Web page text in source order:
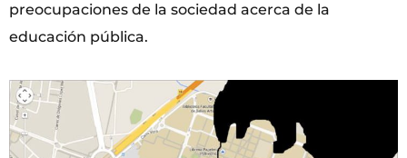
preocupaciones de la sociedad acerca de la
educación pública.